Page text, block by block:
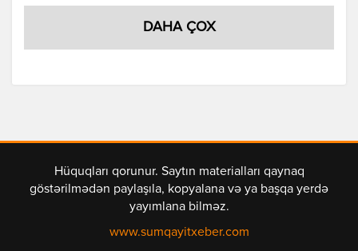
DAHA ÇOX
Hüquqları qorunur. Saytın materialları qaynaq
göstərilmədən paylaşıla, kopyalana və ya başqa yerdə
yayımlana bilməz.
www.sumqayitxeber.com